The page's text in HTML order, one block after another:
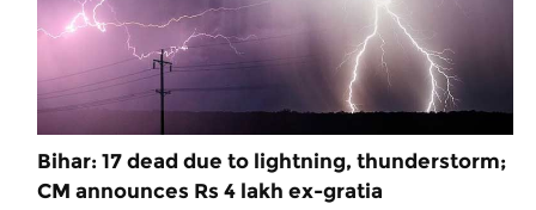
Bihar: 17 dead due to lightning, thunderstorm;
CM announces Rs 4 lakh ex-gratia